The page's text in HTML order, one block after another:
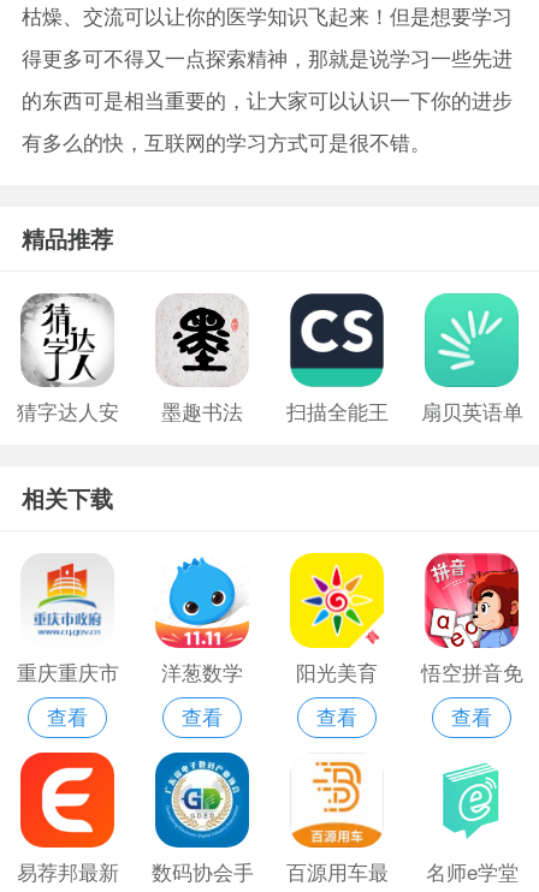
枯燥、交流可以让你的医学知识飞起来！但是想要学习
得更多可不得又一点探索精神，那就是说学习一些先进
的东西可是相当重要的，让大家可以认识一下你的进步
有多么的快，互联网的学习方式可是很不错。
精品推荐
猜字达人安
墨趣书法
扫描全能王
扇贝英语单
相关下载
重庆重庆市
政府app最
新版
查看
洋葱数学
app
查看
阳光美育
查看
悟空拼音免
费版
查看
易荐邦最新
数码协会手
百源用车最
名师e学堂